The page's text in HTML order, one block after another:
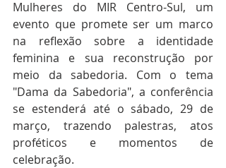
Mulheres do MIR Centro-Sul, um
evento que promete ser um marco
na reflexão sobre a identidade
feminina e sua reconstrução por
meio da sabedoria. Com o tema
"Dama da Sabedoria", a conferência
se estenderá até o sábado, 29 de
março, trazendo palestras, atos
proféticos e momentos de
celebração.